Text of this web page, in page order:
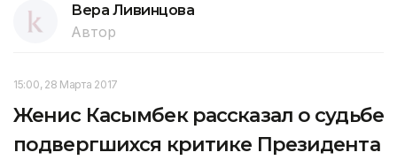
Вера Ливинцова
Автор
15:00, 28 Марта 2017
Женис Касымбек рассказал о судьбе
подвергшихся критике Президента